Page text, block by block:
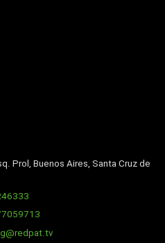
Prol, Buenos Aires, Santa Cruz de